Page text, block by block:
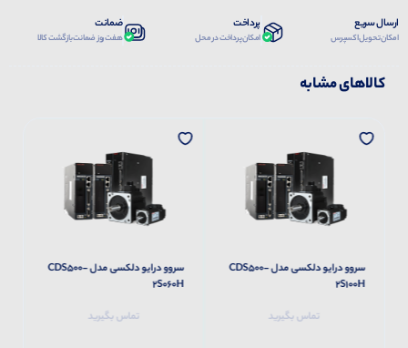
ارسال سریع
امکان تحویل اکسپرس
پرداخت
امکان پرداخت در محل
ضمانت
هفت روز ضمانت بازگشت کالا
کالاهای مشابه
سروو درایو دلکسی مدل CDS500-
2S100H
تماس بگیرید
سروو درایو دلکسی مدل CDS500-
2S060H
تماس بگیرید